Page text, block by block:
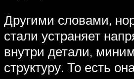
Другими словами,
стали устраняет
внутри детали,
структуру. То есть